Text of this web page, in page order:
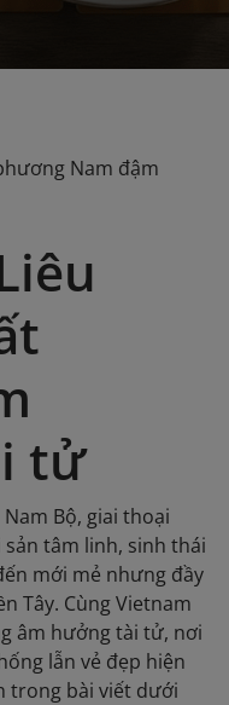
Nam đậm
tử
Bộ, giai thoại
sản tâm linh, sinh thái
mới mẻ nhưng đầy
Tây. Cùng Vietnam
âm hưởng tài tử, nơi
lẫn vẻ đẹp hiện
trong bài viết dưới